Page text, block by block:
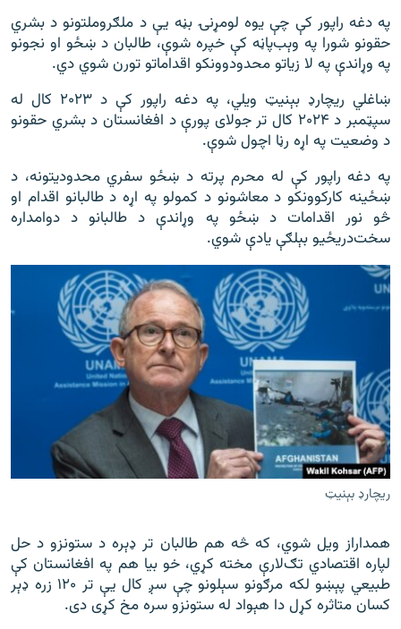
په دغه راپور کې چې یوه لومړنۍ بڼه یې د ملګروملتونو د بشري
حقونو شورا په وېب‌پاڼه کې خپره شوې، طالبان د ښځو او نجونو
په وړاندې په لا زیاتو محدودوونکو اقداماتو تورن شوي دي.
ښاغلي ریچارډ بېنيټ ویلي، په دغه راپور کې د ۲۰۲۳ کال له
سپټمبر د ۲۰۲۴ کال تر جولای پورې د افغانستان د بشري حقونو
د وضعیت په اړه رڼا اچول شوې.
په دغه راپور کې له محرم پرته د ښځو سفري محدودیتونه، د
ښځینه کارکوونکو د معاشونو د کمولو په اړه د طالبانو اقدام او
څو نور اقدامات د ښځو په وړاندې د طالبانو د دوامداره
سخت‌دریځيو بېلګې یادې شوي.
ريچارډ بېنيټ
همداراز ویل شوي، که څه هم طالبان تر ډېره د ستونزو د حل
لپاره اقتصادي تګ‌لارې مخته کړي، خو بیا هم په افغانستان کې
طبیعي پېښو لکه مرګونو سېلونو چې سږ کال یې تر ۱۲۰ زره ډېر
کسان متاثره کړل دا هېواد له ستونزو سره مخ کړی دی.